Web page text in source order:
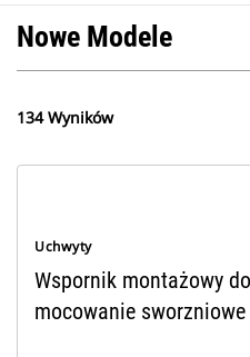
Nowe Modele
134 Wyników
Uchwyty
Wspornik montażowy
mocowanie sworzniowe